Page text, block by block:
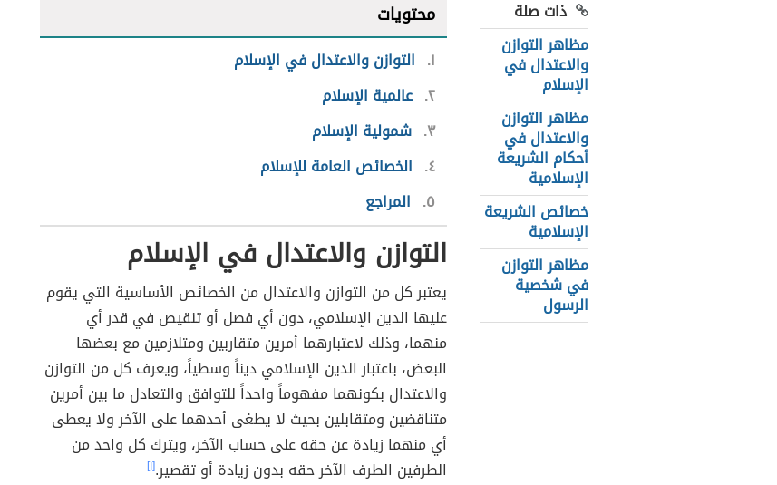
ذات صلة
مظاهر التوازن
والاعتدال في
الإسلام
مظاهر التوازن
والاعتدال في
أحكام الشريعة
الإسلامية
خصائص الشريعة
الإسلامية
مظاهر التوازن
في شخصية
الرسول
محتويات
١ التوازن والاعتدال في الإسلام
٢ عالمية الإسلام
٣ شمولية الإسلام
٤ الخصائص العامة للإسلام
٥ المراجع
التوازن والاعتدال في الإسلام
يعتبر كل من التوازن والاعتدال من الخصائص الأساسية التي يقوم
عليها الدين الإسلامي، دون أي فصل أو تنقيص في قدر أي
منهما، وذلك لاعتبارهما أمرين متقاربين ومتلازمين مع بعضها
البعض، باعتبار الدين الإسلامي ديناً وسطياً، ويعرف كل من التوازن
والاعتدال بكونهما مفهوماً واحداً للتوافق والتعادل ما بين أمرين
متناقضين ومتقابلين بحيث لا يطغى أحدهما على الآخر ولا يعطى
أي منهما زيادة عن حقه على حساب الآخر، ويترك كل واحد من
الطرفين الطرف الآخر حقه بدون زيادة أو تقصير.[١]